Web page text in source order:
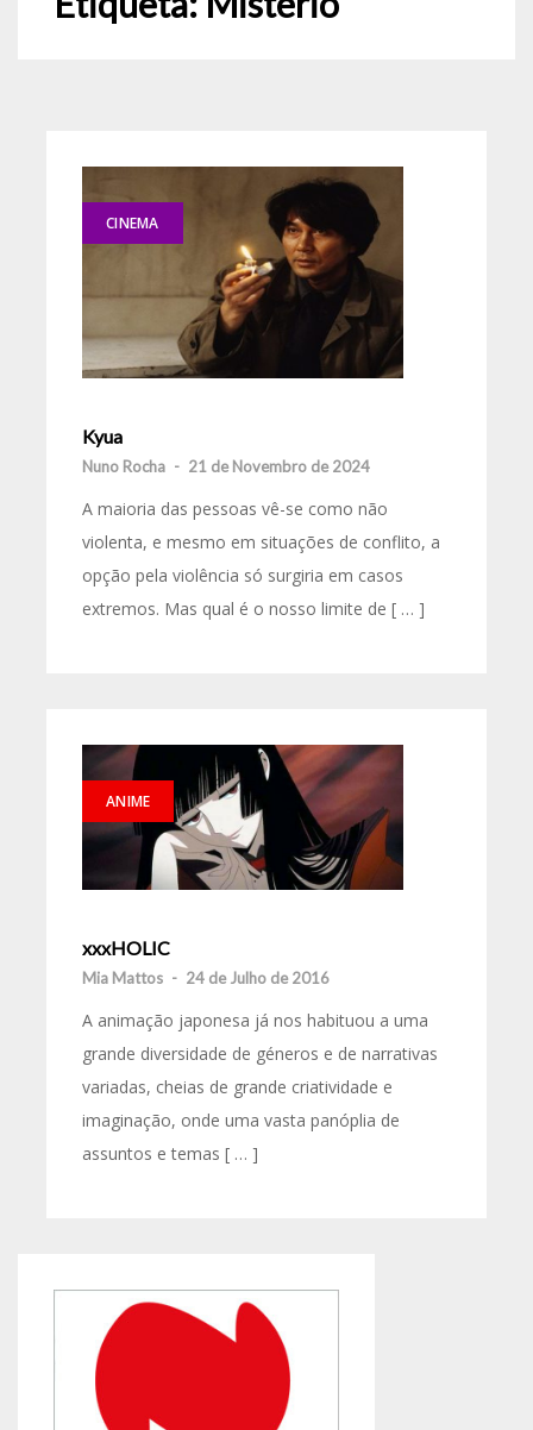
CINEMA
Kyua
Nuno Rocha - 21 de Novembro de 2024
A maioria das pessoas vê-se como não
violenta, e mesmo em situações de conflito, a
opção pela violência só surgiria em casos
extremos. Mas qual é o nosso limite de [ … ]
ANIME
xxxHOLIC
Mia Mattos - 24 de Julho de 2016
A animação japonesa já nos habituou a uma
grande diversidade de géneros e de narrativas
variadas, cheias de grande criatividade e
imaginação, onde uma vasta panóplia de
assuntos e temas [ … ]